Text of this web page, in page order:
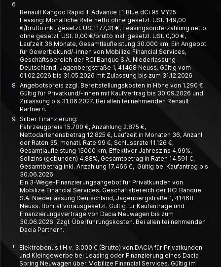
6
Renault Kangoo Rapid III Advance L1 Blue dCi 95 MY25
Leasing: Monatliche Rate netto ohne gesetzl. USt. 149,00
€/brutto inkl. gesetzl. USt. 177,31 €, Leasing­­sonder­zahlung netto
ohne gesetzl. USt. 0,00 €/brutto inkl. gesetzl. USt. 0,00 €,
Laufzeit 36 Monate, Gesamt­laufleistung 30.000 km. Ein Angebot
für Gewerbe­kund/-innen von Mobilize Financial Services,
Geschäfts­bereich der RCI Banque S.A. Nieder­lassung
Deutschland, Jagen­berg­straße 1, 41468 Neuss. Gültig vom
01.02.2026 bis 31.05.2026 mit Zulassung bis zum 31.12.2026
8 Angebotspreis zzgl. Bereitstellungskosten in Höhe von 1.290 €.
Gültig für Privatkund/-innen mit Kaufvertrag bis 30.09.2026 und
Zulassung bis 31.06.2027. Bei allen teilnehmenden Renault
Partnern.
9
Silber Finanzierung:
Fahrzeugpreis 15.700 €, Anzahlung 2.875 €,
Nettodarlehensbetrag 12.825 €, Laufzeit in Monaten 36, Anzahl
der Raten 35, monatl. Rate 99 €, Schlussrate 11.126 €,
Gesamtlaufleistung 15000 km, Effektiver Jahreszins 4,99%,
Sollzins (gebunden) 4,88%, Gesamtbetrag in Raten 14.591 €,
Gesamtbetrag inkl. Anzahlung 17.466 €, Gültig bei Kaufantrag bis
30.06.2026.
Ein 3-Wege-Finanzierungsangebot für Privatkunden von
Mobilize Financial Services, Geschäftsbereich der RCI Banque
S.A. Niederlassung Deutschland, Jagenbergstraße 1, 41468
Neuss. Bonität vorausgesetzt. Gültig für Kaufanträge und
Finanzierungsverträge von Dacia Neuwagen bis zum
30.06.2026. Zzgl. Überführungskosten. Bei allen teilnehmenden
Dacia Partnern.
*
Elektrobonus i.H.v. 3.000 € (Brutto) von DACIA für Privatkunden
und Kleingewerbe bei Leasing oder Finanzierung eines Dacia
Spring Neuwagen über Mobilize Financial Services. Gültig im